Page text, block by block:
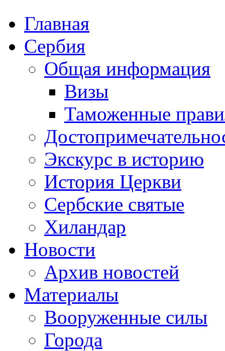
Главная
Сербия
Общая информация
Визы
Таможенные
Экскурс в историю
История Церкви
Сербские святые
Хиландар
Новости
Архив новостей
Материалы
Вооруженные силы
Города